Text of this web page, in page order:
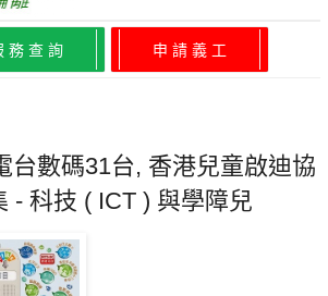
務 查 詢 申 請 義 工
台數碼31台, 香港兒童啟迪協
- 科技 ( ICT ) 與學障兒